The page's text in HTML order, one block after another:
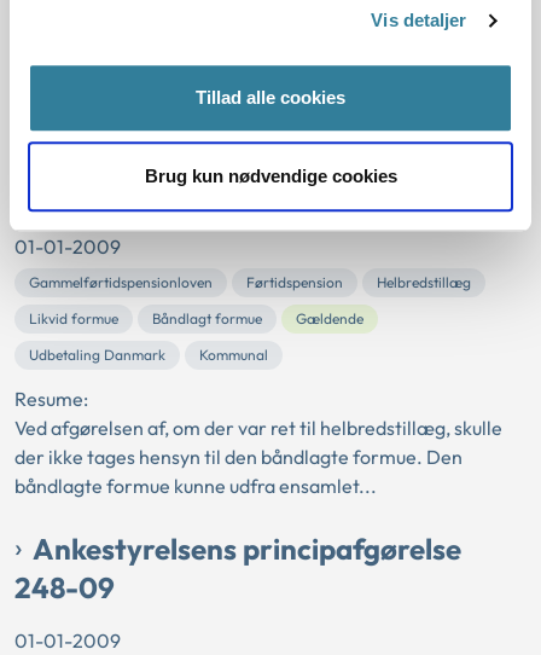
Vis detaljer
Tillad alle cookies
Brug kun nødvendige cookies
Kommunens og nævnets afgørelser var ugyldige, fordi der
ikke var givet nogen begrundelse for, at en ansøgning om
hjælp til tandbehandling kun kunne im...
Ankestyrelsens principafgørelse
01-01-2009
Gammelførtidspensionloven Førtidspension
Helbredstillæg
Likvid formue
Båndlagt formue
Gældende
Udbetaling Danmark
Kommunal
Resume:
Ved afgørelsen af, om der var ret til helbredstillæg, skulle
der ikke tages hensyn til den båndlagte formue. Den
båndlagte formue kunne udfra ensamlet...
Ankestyrelsens principafgørelse
248-09
01-01-2009